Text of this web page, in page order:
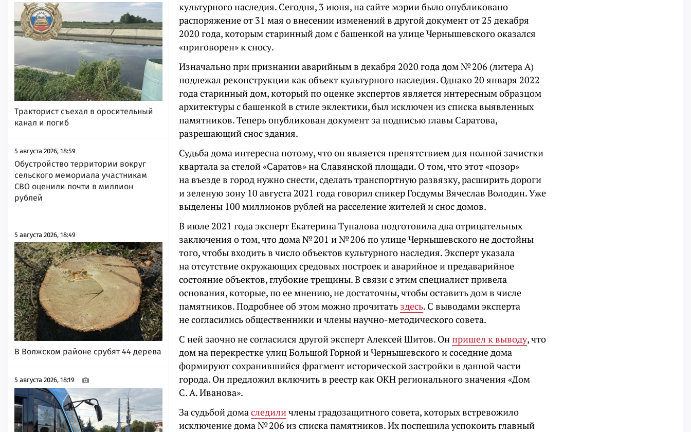
Тракторист съехал в оросительный
канал и погиб
5 августа 2026, 18:59
Обустройство территории вокруг
сельского мемориала участникам
СВО оценили почти в миллион
рублей
5 августа 2026, 18:49
В Волжском районе срубят 44 дерева
5 августа 2026, 18:19
культурного наследия. Сегодня, 3 июня, на сайте мэрии было опубликовано
распоряжение от 31 мая о внесении изменений в другой документ от 25 декабря
2020 года, которым старинный дом с башенкой на улице Чернышевского оказался
«приговорен» к сносу.
Изначально при признании аварийным в декабря 2020 года дом № 206 (литера А)
подлежал реконструкции как объект культурного наследия. Однако 20 января 2022
года старинный дом, который по оценке экспертов является интересным образцом
архитектуры с башенкой в стиле эклектики, был исключен из списка выявленных
памятников. Теперь опубликован документ за подписью главы Саратова,
разрешающий снос здания.
Судьба дома интересна потому, что он является препятствием для полной зачистки
квартала за стелой «Саратов» на Славянской площади. О том, что этот «позор»
на въезде в город нужно снести, сделать транспортную развязку, расширить дороги
и зеленую зону 10 августа 2021 года говорил спикер Госдумы Вячеслав Володин. Уже
выделены 100 миллионов рублей на расселение жителей и снос домов.
В июле 2021 года эксперт Екатерина Тупалова подготовила два отрицательных
заключения о том, что дома № 201 и № 206 по улице Чернышевского не достойны
того, чтобы входить в число объектов культурного наследия. Эксперт указала
на отсутствие окружающих средовых построек и аварийное и предаварийное
состояние объектов, глубокие трещины. В связи с этим специалист привела
основания, которые, по ее мнению, не достаточны, чтобы оставить дом в числе
памятников. Подробнее об этом можно прочитать здесь. С выводами эксперта
не согласились общественники и члены научно-методического совета.
С ней заочно не согласился другой эксперт Алексей Шитов. Онпришел к выводу, что
дом на перекрестке улиц Большой Горной и Чернышевского и соседние дома
формируют сохранившийся фрагмент исторической застройки в данной части
города. Он предложил включить в реестр как ОКН регионального значения «Дом
С. А. Иванова».
За судьбой домаследиличлены градозащитного совета, которых встревожило
исключение дома № 206 из списка памятников. Их поспешила успокоить главный